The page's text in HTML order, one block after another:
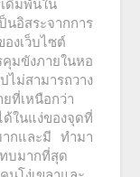
ดิมพันใน
อิสระจากการ
งเว็บไซต์
คุมขังภายในหอ
ม่สามารถวาง
ที่เหนือกว่า
ในแง่ของจุดที่
ากและมี ทำมา
บมากที่สุด